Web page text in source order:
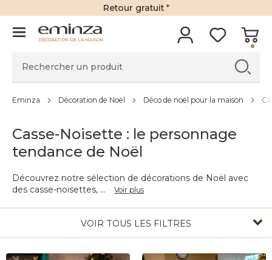
Retour gratuit*
DÉCORATION DE LA MAISON
Eminza Décoration de Noël Déco de noël pour la maison
Casse-Noisette : le personnage
tendance de Noël
Découvrez notre sélection de décorations de Noël avec
des casse-noisettes, ... Voir plus
VOIR TOUS LES FILTRES